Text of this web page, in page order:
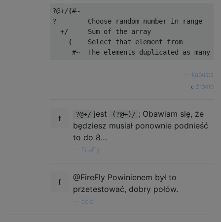
?@+/{#~
?        Choose random number in range
  +/     Sum of the array
    {    Select that element from
kapusta
źródło
?@+/ jest (?@+)/ ; Obawiam się, że
będziesz musiał ponownie podnieść
to do 8…
FireFly
@FireFly Powinienem był to
przetestować, dobry połów.
cole